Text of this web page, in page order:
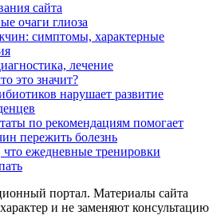
сайта
очаги глиоза
симптомы, характерные
лечение
это значит?
нарушает развитие
по рекомендациям помогает
пережить болезнь
ежедневные тренировки
портал. Материалы сайта
и не заменяют консультацию